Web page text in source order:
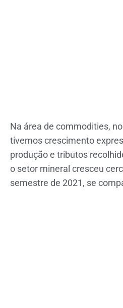
Na área de commodities,
tivemos crescimento
produção e tributos
o setor mineral cresceu
semestre de 2021, se